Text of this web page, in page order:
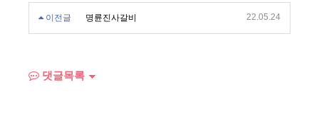
이전글 명륜진사갈비 22.05.24
댓글목록